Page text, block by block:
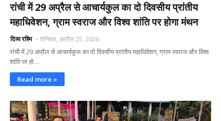
रांची में 29 अप्रैल से आचार्यकुल का दो दिवसीय प्रांतीय
महाधिवेशन, ग्राम स्वराज और विश्व शांति पर होगा मंथन
दिव्य रश्मि
शनिवार, अप्रैल 25, 2026
रांची में 29 अप्रैल से आचार्यकुल का दो दिवसीय प्रांतीय महाधिवेशन, ग्राम स्वराज और विश्व
शांति पर हो…
Read more »